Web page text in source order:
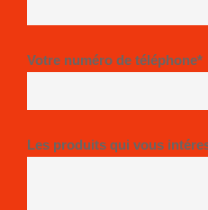
Votre numéro de téléphone*
Les produits qui vous